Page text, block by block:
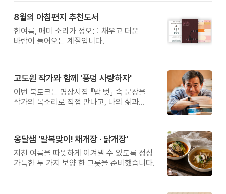
8월의 아침편지 추천도서
한여름, 매미 소리가 정오를 채우고 더운
바람이 들어오는 계절입니다.
고도원 작가와 함께 '풍덩 사랑하자'
이번 북토크는 명상시집 『밥 벗』 속 문장을
작가의 목소리로 직접 만나고, 나의 삶과
옹달샘 '말복맞이! 채개장 · 닭개장'
지친 여름을 따뜻하게 이겨낼 수 있도록 정성
가득한 두 가지 보양 한 그릇을 준비했습니다.